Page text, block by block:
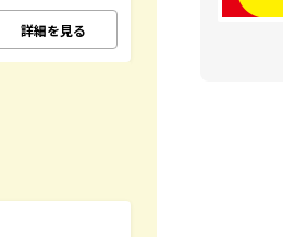
詳細を見る